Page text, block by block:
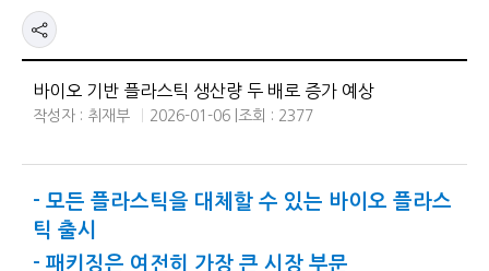
바이오 기반 플라스틱 생산량 두 배로 증가 예상
작성자 : 취재부 2026-01-06 | 조회 : 2377
- 모든 플라스틱을 대체할 수 있는 바이오 플라스
틱 출시
- 패키징은 여전히 가장 큰 시장 부문